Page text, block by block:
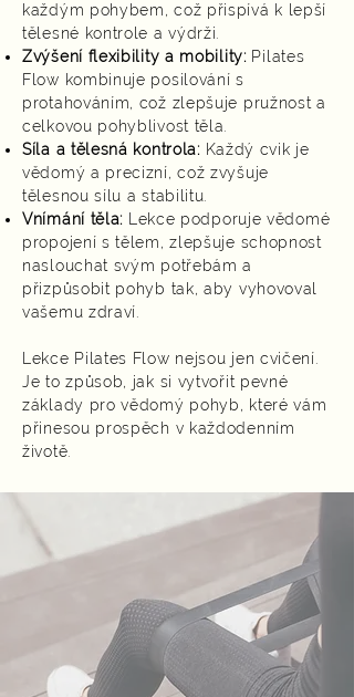
každým pohybem, což přispívá k lepší
tělesné kontrole a výdrži.
Zvýšení flexibility a mobility: Pilates
Flow kombinuje posilování s
protahováním, což zlepšuje pružnost a
celkovou pohyblivost těla.
Síla a tělesná kontrola: Každý cvik je
vědomý a precizní, což zvyšuje
tělesnou sílu a stabilitu.
Vnímání těla: Lekce podporuje vědomé
propojení s tělem, zlepšuje schopnost
naslouchat svým potřebám a
přizpůsobit pohyb tak, aby vyhovoval
vašemu zdraví.
Lekce Pilates Flow nejsou jen cvičení.
Je to způsob, jak si vytvořit pevné
základy pro vědomý pohyb, které vám
přinesou prospěch v každodenním
životě.